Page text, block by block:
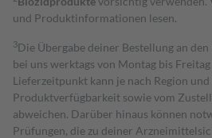
und Produktinformationen lesen.
3Die Übergabe deiner Bestellung an
bei uns werktags von Montag bis
Lieferzeitpunkt kann je nach Region
Produktverfügbarkeit sowie vom
abweichen. Darüber hinaus können
Prüfungen, die zu deiner